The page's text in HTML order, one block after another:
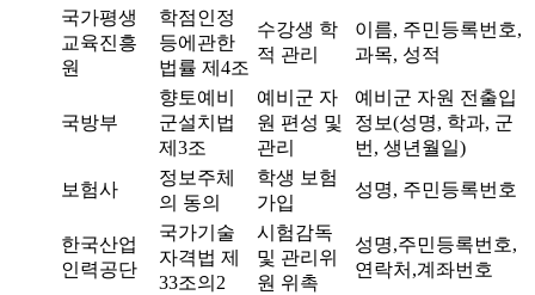
국가평생
교육진흥
원
학점인정
등에관한
법률 제4조
수강생 학
적 관리
이름, 주민등록번호,
과목, 성적
국방부
향토예비
군설치법
제3조
예비군 자
원 편성 및
관리
예비군 자원 전출입
정보(성명, 학과, 군
번, 생년월일)
보험사
정보주체
의 동의
학생 보험
가입
성명, 주민등록번호
한국산업
인력공단
국가기술
자격법 제
33조의2
시험감독
및 관리위
원 위촉
성명,주민등록번호,
연락처,계좌번호